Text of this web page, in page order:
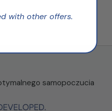
post
samopoczucia
with other offers.